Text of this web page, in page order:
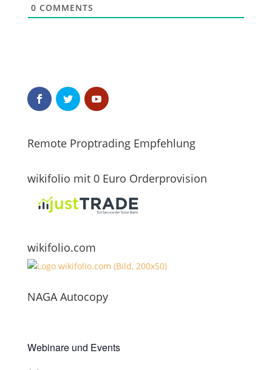
0 COMMENTS
Remote Proptrading Empfehlung
wikifolio mit 0 Euro Orderprovision
wikifolio.com
NAGA Autocopy
Webinare und Events